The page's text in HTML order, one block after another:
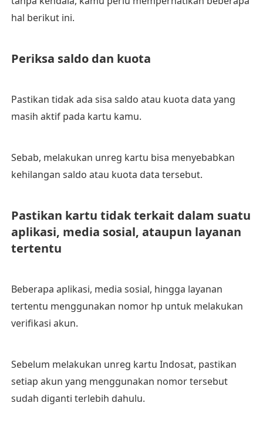
hal berikut ini.
Periksa saldo dan kuota
Pastikan tidak ada sisa saldo atau kuota data yang
masih aktif pada kartu kamu.
Sebab, melakukan unreg kartu bisa menyebabkan
kehilangan saldo atau kuota data tersebut.
Pastikan kartu tidak terkait dalam suatu
aplikasi, media sosial, ataupun layanan
tertentu
Beberapa aplikasi, media sosial, hingga layanan
tertentu menggunakan nomor hp untuk melakukan
verifikasi akun.
Sebelum melakukan unreg kartu Indosat, pastikan
setiap akun yang menggunakan nomor tersebut
sudah diganti terlebih dahulu.